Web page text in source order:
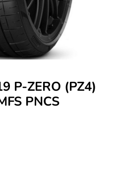
P-ZERO (PZ4)
PNCS